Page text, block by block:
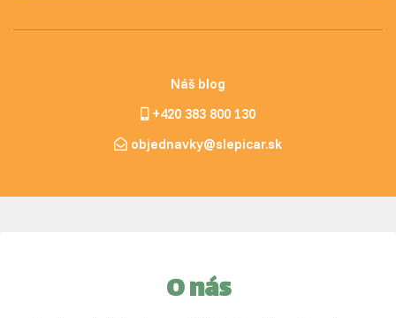
Náš blog
+420 383 800 130
objednavky@slepicar.sk
O nás